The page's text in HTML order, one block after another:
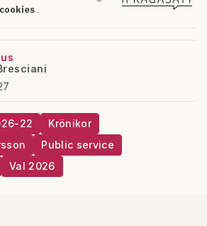
22
Krönikor
Public service
Val 2026